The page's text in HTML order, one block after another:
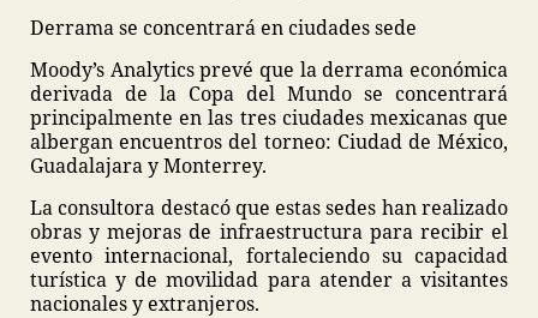
Derrama se concentrará en ciudades sede
Moody’s Analytics prevé que la derrama económica
derivada de la Copa del Mundo se concentrará
principalmente en las tres ciudades mexicanas que
albergan encuentros del torneo: Ciudad de México,
Guadalajara y Monterrey.
La consultora destacó que estas sedes han realizado
obras y mejoras de infraestructura para recibir el
evento internacional, fortaleciendo su capacidad
turística y de movilidad para atender a visitantes
nacionales y extranjeros.